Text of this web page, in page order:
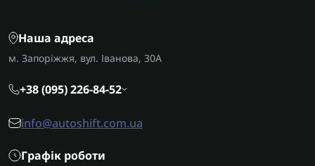
Наша адреса
м. Запоріжжя, вул. Іванова, 30А
+38 (095) 226-84-52
info@autoshift.com.ua
Графік роботи